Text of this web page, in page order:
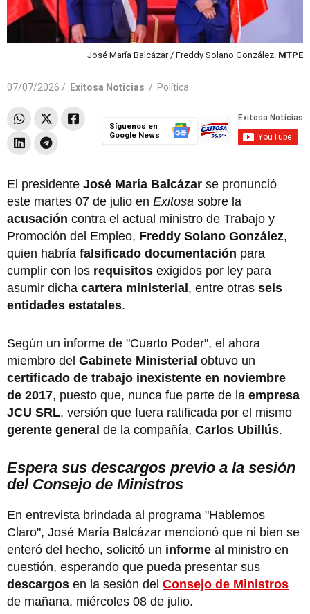
José María Balcázar / Freddy Solano González. MTPE
07/07/2026 / Exitosa Noticias / Política
Síguenos en
Google News
El presidente José María Balcázar se pronunció
este martes 07 de julio en Exitosa sobre la
acusación contra el actual ministro de Trabajo y
Promoción del Empleo, Freddy Solano González,
quien habría falsificado documentación para
cumplir con los requisitos exigidos por ley para
asumir dicha cartera ministerial, entre otras seis
entidades estatales.
Según un informe de "Cuarto Poder", el ahora
miembro del Gabinete Ministerial obtuvo un
certificado de trabajo inexistente en noviembre
de 2017, puesto que, nunca fue parte de la empresa
JCU SRL, versión que fuera ratificada por el mismo
gerente general de la compañía, Carlos Ubillús.
Espera sus descargos previo a la sesión
del Consejo de Ministros
En entrevista brindada al programa "Hablemos
Claro", José María Balcázar mencionó que ni bien se
enteró del hecho, solicitó un informe al ministro en
cuestión, esperando que pueda presentar sus
descargos en la sesión del Consejo de Ministros
de mañana, miércoles 08 de julio.